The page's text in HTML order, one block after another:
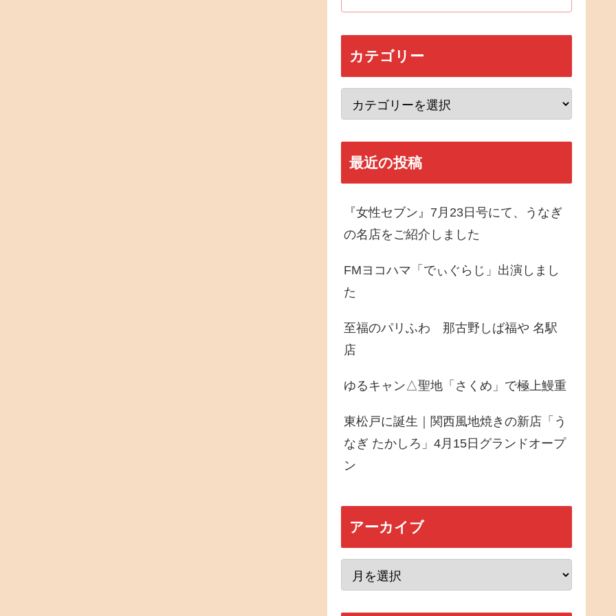
カテゴリー
最近の投稿
『女性セブン』7月23日号にて、うなぎ
の名店をご紹介しました
FMヨコハマ「でぃぐらじ」出演しまし
た
至福のパリふわ 那古野しば福や 名駅
店
ゆるキャン△聖地「さくめ」で極上鰻重
東松戸に誕生｜関西風地焼きの新店「う
なぎ たかしろ」4月15日グランドオープ
ン
アーカイブ